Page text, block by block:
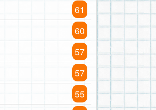
61
60
57
57
55